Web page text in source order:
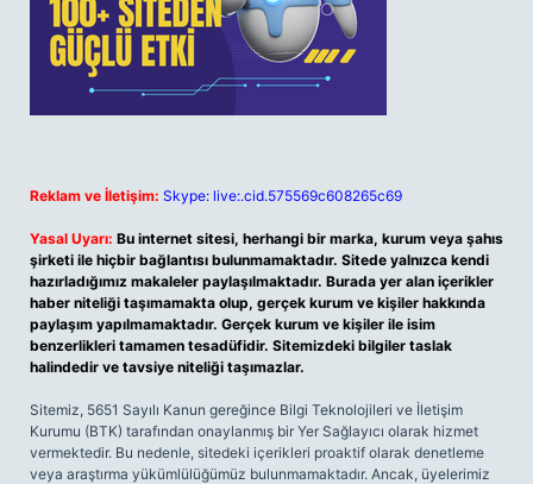
Reklam ve İletişim: Skype: live:.cid.575569c608265c69
Yasal Uyarı: Bu internet sitesi, herhangi bir marka, kurum veya şahıs
şirketi ile hiçbir bağlantısı bulunmamaktadır. Sitede yalnızca kendi
hazırladığımız makaleler paylaşılmaktadır. Burada yer alan içerikler
haber niteliği taşımamakta olup, gerçek kurum ve kişiler hakkında
paylaşım yapılmamaktadır. Gerçek kurum ve kişiler ile isim
benzerlikleri tamamen tesadüfidir. Sitemizdeki bilgiler taslak
halindedir ve tavsiye niteliği taşımazlar.
Sitemiz, 5651 Sayılı Kanun gereğince Bilgi Teknolojileri ve İletişim
Kurumu (BTK) tarafından onaylanmış bir Yer Sağlayıcı olarak hizmet
vermektedir. Bu nedenle, sitedeki içerikleri proaktif olarak denetleme
veya araştırma yükümlülüğümüz bulunmamaktadır. Ancak, üyelerimiz